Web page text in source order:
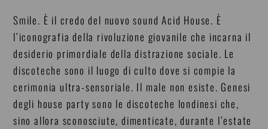
Smile. È il credo del nuovo sound Acid House. È
l’iconografia della rivoluzione giovanile che incarna il
desiderio primordiale della distrazione sociale. Le
discoteche sono il luogo di culto dove si compie la
cerimonia ultra-sensoriale. Il male non esiste. Genesi
degli house party sono le discoteche londinesi che,
sino allora sconosciute, dimenticate, durante l’estate